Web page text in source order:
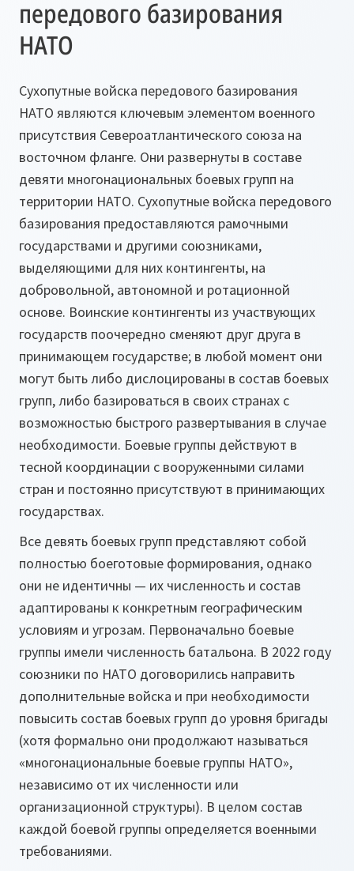
передового базирования
НАТО
Сухопутные войска передового базирования
НАТО являются ключевым элементом военного
присутствия Североатлантического союза на
восточном фланге. Они развернуты в составе
девяти многонациональных боевых групп на
территории НАТО. Сухопутные войска передового
базирования предоставляются рамочными
государствами и другими союзниками,
выделяющими для них контингенты, на
добровольной, автономной и ротационной
основе. Воинские контингенты из участвующих
государств поочередно сменяют друг друга в
принимающем государстве; в любой момент они
могут быть либо дислоцированы в состав боевых
групп, либо базироваться в своих странах с
возможностью быстрого развертывания в случае
необходимости. Боевые группы действуют в
тесной координации с вооруженными силами
стран и постоянно присутствуют в принимающих
государствах.
Все девять боевых групп представляют собой
полностью боеготовые формирования, однако
они не идентичны — их численность и состав
адаптированы к конкретным географическим
условиям и угрозам. Первоначально боевые
группы имели численность батальона. В 2022 году
союзники по НАТО договорились направить
дополнительные войска и при необходимости
повысить состав боевых групп до уровня бригады
(хотя формально они продолжают называться
«многонациональные боевые группы НАТО»,
независимо от их численности или
организационной структуры). В целом состав
каждой боевой группы определяется военными
требованиями.